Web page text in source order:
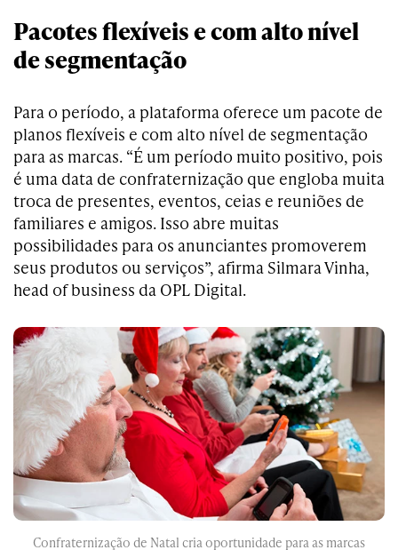
Pacotes flexíveis e com alto nível
de segmentação
Para o período, a plataforma oferece um pacote de
planos flexíveis e com alto nível de segmentação
para as marcas. “É um período muito positivo, pois
é uma data de confraternização que engloba muita
troca de presentes, eventos, ceias e reuniões de
familiares e amigos. Isso abre muitas
possibilidades para os anunciantes promoverem
seus produtos ou serviços”, afirma Silmara Vinha,
head of business da OPL Digital.
Confraternização de Natal cria oportunidade para as marcas